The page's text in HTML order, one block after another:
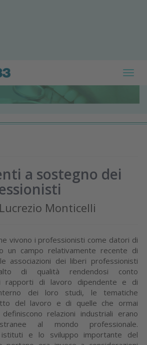
a sostegno dei
Monticelli
vivono i professionisti come datori di
un campo relativamente recente di
associazioni dei liberi professionisti
di qualità rendendosi conto
rapporti di lavoro dipendente e di
dei loro studi, le tematiche
del lavoro e di quelle che ormai
relazioni industriali erano
al mondo professionale.
istituti e lo sviluppo importante del